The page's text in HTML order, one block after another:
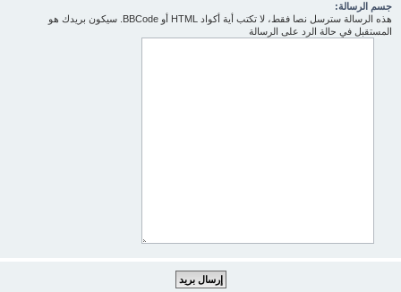
جسم الرسالة:
هذه الرسالة سترسل نصا فقط، لا تكتب أية أكواد HTML أو BBCode. سيكون بريدك هو
المستقبل في حالة الرد على الرسالة